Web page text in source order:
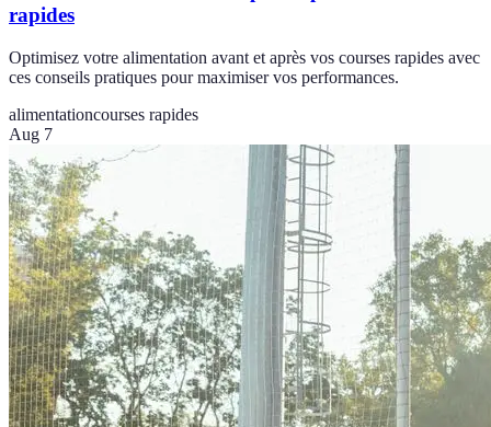
rapides
Optimisez votre alimentation avant et après vos courses rapides avec
ces conseils pratiques pour maximiser vos performances.
alimentationcourses rapides
Aug 7